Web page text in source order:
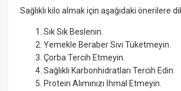
Sağlıklı kilo almak için aşağıdaki önerilere
Sık Sık Beslenin.
Yemekle Beraber Sıvı Tüketmeyin.
Çorba Tercih Etmeyin.
Sağlıklı Karbonhidratları Tercih Edin.
Protein Alımınızı İhmal Etmeyin.